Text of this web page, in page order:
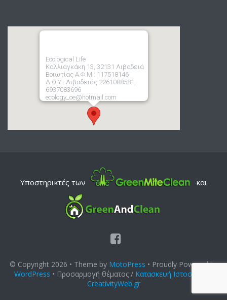
Ecological Life
Καλλιαγκάκη 13, 32131 Λιβαδειά
Βοιωτίας Α.Φ.Μ.: 117518146
Δ.Ο.Υ.: Λιβαδειάς 2261088581,
6937083696
ecology_oe@hotmail.com
Υποστηρικτές των και
© Copyright 2026 • Theme by MotoPress • Proudly Powered by
WordPress • Προσαρμογή θέματος / Κατασκευή Ιστοσελίδας
CreativityWeb.gr